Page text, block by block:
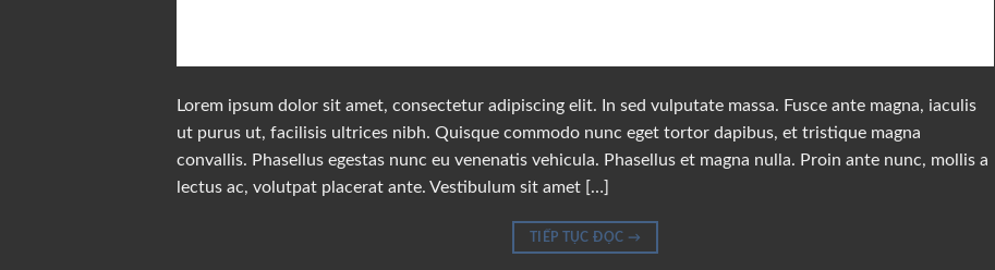
Lorem ipsum dolor sit amet, consectetur adipiscing elit. In sed vulputate massa. Fusce ante magna, iaculis
ut purus ut, facilisis ultrices nibh. Quisque commodo nunc eget tortor dapibus, et tristique magna
convallis. Phasellus egestas nunc eu venenatis vehicula. Phasellus et magna nulla. Proin ante nunc, mollis a
lectus ac, volutpat placerat ante. Vestibulum sit amet […]
TIẾP TỤC ĐỌC →